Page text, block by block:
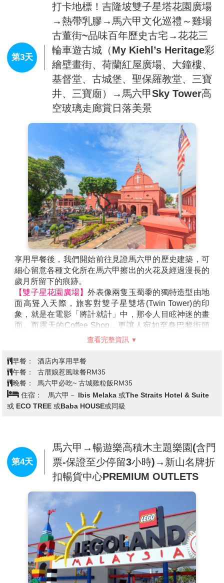
原本建築外貌，復古韻味濃厚，拍起照來很有懷舊風
【REXKL迷宮書店】網紅打卡新熱點！這間曾是本地
最大的戲院，分別在1972年和2002年歷經兩場火災，
在2019年才被建築師團隊翻新成現在的模樣。
BookXcess利用了原先戲院的階梯空間來打造一座壯觀
的書海迷宮。走入迷宮，每個轉角處都充滿驚喜，有些
空間狹窄逼仄，走過時還得彎腰低頭，呼應在外頭穿梭
茨廠街小巷探險之感；有時又突然豁然開朗。一格格四
方形的木制書架錯綜交疊成一場大型的幾何冒險遊戲。
牆身多處盡可能保留原始樣貌，裸露的紅磚水泥和火舌
留下的痕跡，帶有濃厚的街頭工業風。
阿羅街是吉隆坡最有名的美食街，這裡
匯集了各式各樣的美食，美食品種比茨廠街更為豐富，
號稱東南亞第一美食街。這條擁有五十多年曆史的街道
最初是個紅燈區，當時有一些小販在此擺檔營業，而消
費者是那些來自風月場所的顧客，後來這裡脫胎換骨地
成為了純正的美食勝地。
第3天
打卡地標！吉隆坡雙子星塔花園廣場
→熱帶乳膠→馬六甲文化巡禮～雞場
古董街~品味百年歷史古宅→花花三
輪車遊古城（My Kiehl’s Heritage彩
繪壁畫街、荷蘭紅屋廣場、大鐘樓、
基督堂、古城堡、聖保羅教堂、三寶
井、三寶廟）→馬六甲Sky Tower高
空玻璃走廊賞日落美景
享用早餐後，我們開始前往見證馬六甲的歷史建築，可
細心留意各種文化所在馬六甲擦出的火花及經過漫長的
歲月所留下的痕跡。
【雙子星花園廣場】外表像兩隻玉蜀黍的獨特造型由地
面高聳入天際，旅客對雙子星雙塔(Twin Tower)的印
象，就是在電影「將計就計」中，那令人目眩神迷的畫
面。而露天的Coffee Shop，更讓人宛如至身巴黎街頭
所發現，之後發展成東西方進行商業活動的貿易中心。
當時進行香料、黃金、絲綢、茶葉、鴉片、香煙及香水
等貿易，引起了西方殖民強權的注意。
先後受到葡萄牙、荷蘭及英國的殖民統治。馬六甲市區
的部分地方，還保留著這些殖民統治者所遺留下來的建
稱，街上不乏建築充滿中國風格的樓房民宅，讓人時空
錯置的感覺。在這條古董街上，簡直是個寶藏，遊客喜
歡到這裡搜尋李小龍的紀念品，尋找南國電影的海報，
找尋罕有的舊紙幣，包括英治時代、日治時代馬來西亞
的鈔票，印度、葡萄牙、荷蘭，其至中國的舊錢幣、鈔
【花花三輪車遊古城】 ※敬請支付三輪車伕小費每台車
馬幣4元。
※葡萄牙廣場：建西元1980年代後期，是仿造葡萄牙同
類型建築的樣式而建，古意盎然的說明著殖民地的演變
歷史。
※荷蘭鐘樓、荷蘭紅屋：荷蘭人在西元1641年戰勝葡萄
牙人後，於西元1641年至1660年間興建，以荷蘭磚瓦
查看完整資訊
早餐：
酒店內享用早餐
午餐：
古厝娘惹風味餐RM35
晚餐：
馬六甲必吃~ 古城雞粒飯RM35
住宿：
馬六甲－ Ibis Melaka 或The Straits Hotel & Suite
或 ECO TREE 或Baba HOUSE或同級
第4天
馬六甲→暢遊樂高積木主題樂園(含門
票-保證至少停留3小時)→新山名牌折
扣暢貨中心PREMIUM OUTLETS